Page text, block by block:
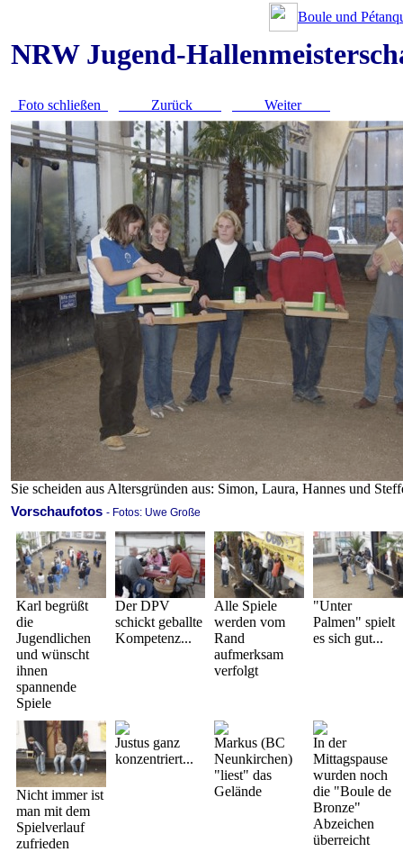
Boule und
NRW Jugend-
Foto schließen Zurück Weiter
Sie scheiden aus Altersgründen aus: Simon, Laura, Hannes und
Vorschaufotos - Fotos: Uwe Große
Karl begrüßt
die
Jugendlichen
und wünscht
ihnen
spannende
Spiele
Der DPV
schickt geballte
Kompetenz...
Alle Spiele
werden vom
Rand
aufmerksam
verfolgt
"Unter
Palmen" spielt
es sich gut...
Nicht immer ist
man mit dem
Spielverlauf
zufrieden
Justus ganz
konzentriert...
Markus (BC
Neunkirchen)
"liest" das
Gelände
In der
Mittagspause
wurden noch
die "Boule de
Bronze"
Abzeichen
überreicht